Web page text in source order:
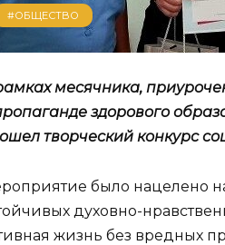
#ОБЩЕСТВО
месячника,
здорового
творческий конкурс
было нацелено
духовно-
жизнь без вредных